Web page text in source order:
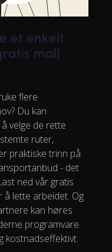
et enkelt
mal]
flere
Du kan
velge de rette
ruter,
praktiske trinn på
- det
ned vår gratis
å lette arbeidet. Og
kan høres
programvare
kostnadseffektivt.